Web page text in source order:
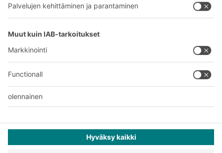
YOUR LIFE.
+358 1 0324 6510
Suunnittelu ja toteutus+ | LOUISINTERNET
Tarjous on tarkoitettu teollisuuden ja kaupan edustajille ja